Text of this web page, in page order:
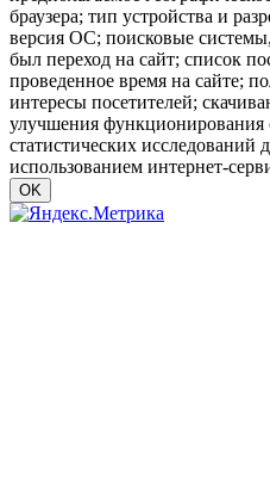
браузера; тип устройства и
версия ОС; поисковые
был переход на сайт; список
проведенное время на сайте;
интересы посетителей;
улучшения функционирования
статистических исследований
использованием интернет-
OK